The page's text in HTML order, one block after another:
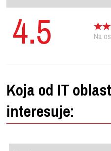
4.5 Na
Koja od IT
interesuje: